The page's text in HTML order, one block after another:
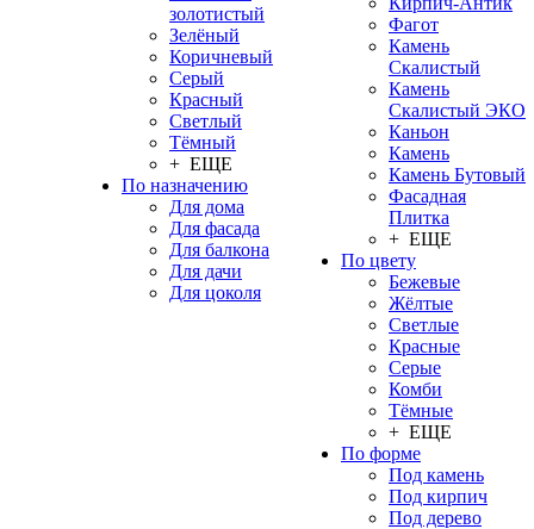
золотистый
Зелёный
Коричневый
Серый
Красный
Светлый
Тёмный
+ ЕЩЕ
По назначению
Для дома
Для фасада
Для балкона
Для дачи
Для цоколя
Фагот
Камень
Скалистый
Камень
Скалистый ЭКО
Каньон
Камень
Камень Бутовый
Фасадная
Плитка
+ ЕЩЕ
По цвету
Бежевые
Жёлтые
Светлые
Красные
Серые
Комби
Тёмные
+ ЕЩЕ
По форме
Под камень
Под кирпич
Под дерево